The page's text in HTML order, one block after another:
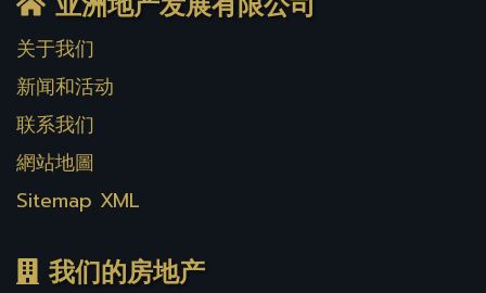
关于我们
新闻和活动
联系我们
網站地圖
Sitemap XML
我们的房地产